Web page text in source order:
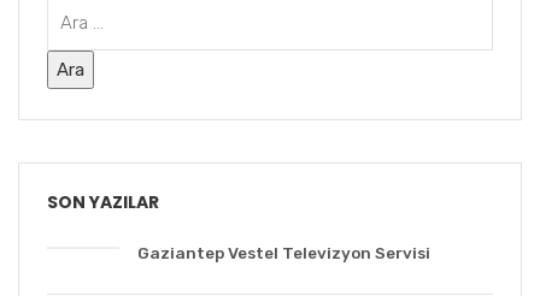
SON YAZILAR
Gaziantep Vestel Televizyon Servisi